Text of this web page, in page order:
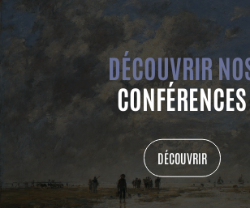
DÉCOUVRIR
CONFÉRENCES
DÉCOUVRIR